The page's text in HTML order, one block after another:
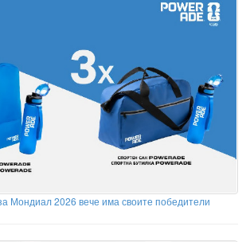
Мондиал 2026 вече има своите победители